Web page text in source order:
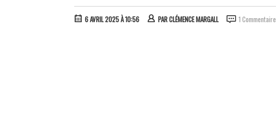
6 AVRIL 2025 À 10:56 PARCLÉMENCE MARGALL 1 Commentaire